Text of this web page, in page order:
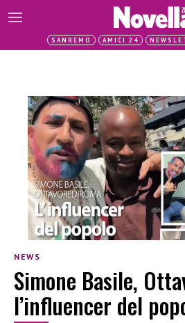
SANREMO AMICI 24
NEWS
Simone Basile,
l’influencer del